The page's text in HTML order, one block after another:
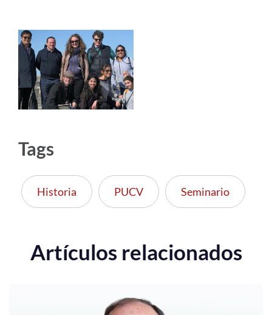
Tags
Historia PUCV Seminario
Artículos relacionados